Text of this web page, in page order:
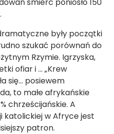
były początki
szukać porównań do
Rzymie. Igrzyska,
ofiar i … „Krew
się… posiewem
to małe afrykańskie
chrześcijańskie. A
katolickiej w Afryce jest
patron.